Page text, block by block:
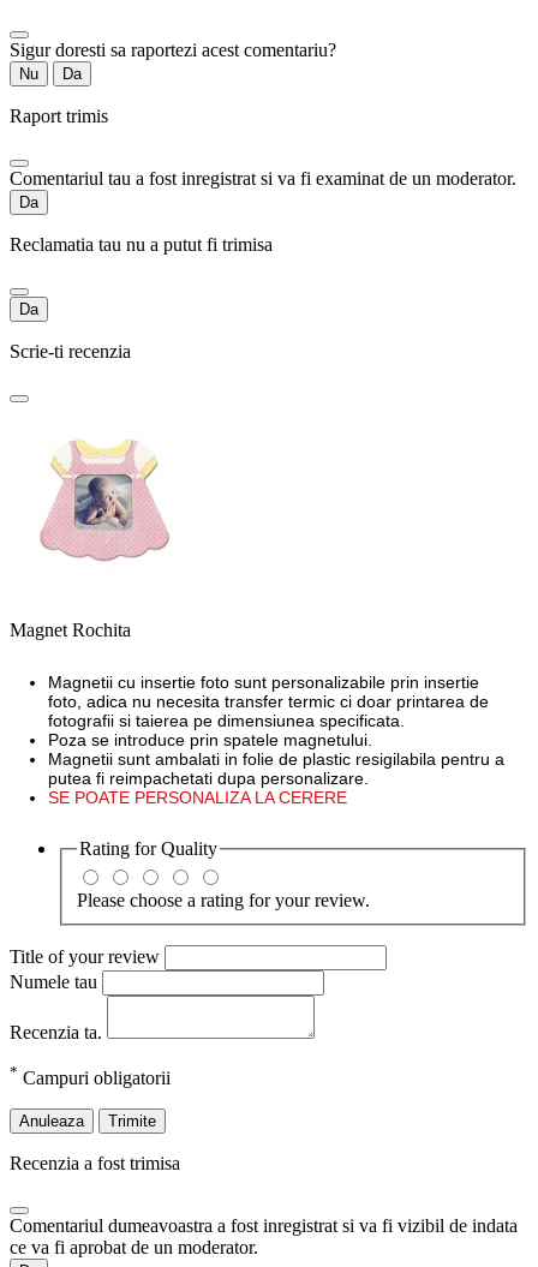
Sigur doresti sa raportezi acest comentariu?
Nu Da
Raport trimis
Comentariul tau a fost inregistrat si va fi examinat de un moderator.
Da
Reclamatia tau nu a putut fi trimisa
Da
Scrie-ti recenzia
Magnet Rochita
Magnetii cu insertie foto sunt personalizabile prin insertie
foto, adica nu necesita transfer termic ci doar printarea de
fotografii si taierea pe dimensiunea specificata.
Poza se introduce prin spatele magnetului.
Magnetii sunt ambalati in folie de plastic resigilabila pentru a
putea fi reimpachetati dupa personalizare.
SE POATE PERSONALIZA LA CERERE
Rating forQuality
Please choose a rating for your review.
Title of your review
Numele tau
Recenzia ta.
* Campuri obligatorii
Anuleaza Trimite
Recenzia a fost trimisa
Comentariul dumeavoastra a fost inregistrat si va fi vizibil de indata
ce va fi aprobat de un moderator.